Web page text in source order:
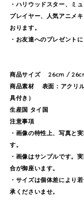
・ハリウッドスター、ミ
プレイヤー、人気アニメ
おります。
・お友達へのプレゼント
商品サイズ 26cm /
商品素材 表面：アクリ
具付き）
生産国 タイ国
注意事項
・画像の特性上、写真と
す。
・画像はサンプルです。
合が御座います。
・サイズは個体差により
承くださいませ。